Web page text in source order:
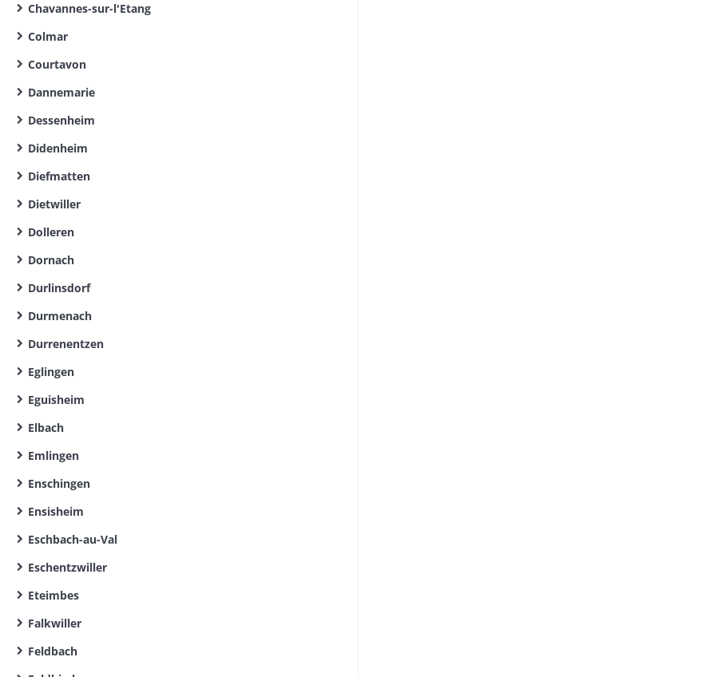
Chavannes-sur-l'Etang
Colmar
Courtavon
Dannemarie
Dessenheim
Didenheim
Diefmatten
Dietwiller
Dolleren
Dornach
Durlinsdorf
Durmenach
Durrenentzen
Eglingen
Eguisheim
Elbach
Emlingen
Enschingen
Ensisheim
Eschbach-au-Val
Eschentzwiller
Eteimbes
Falkwiller
Feldbach